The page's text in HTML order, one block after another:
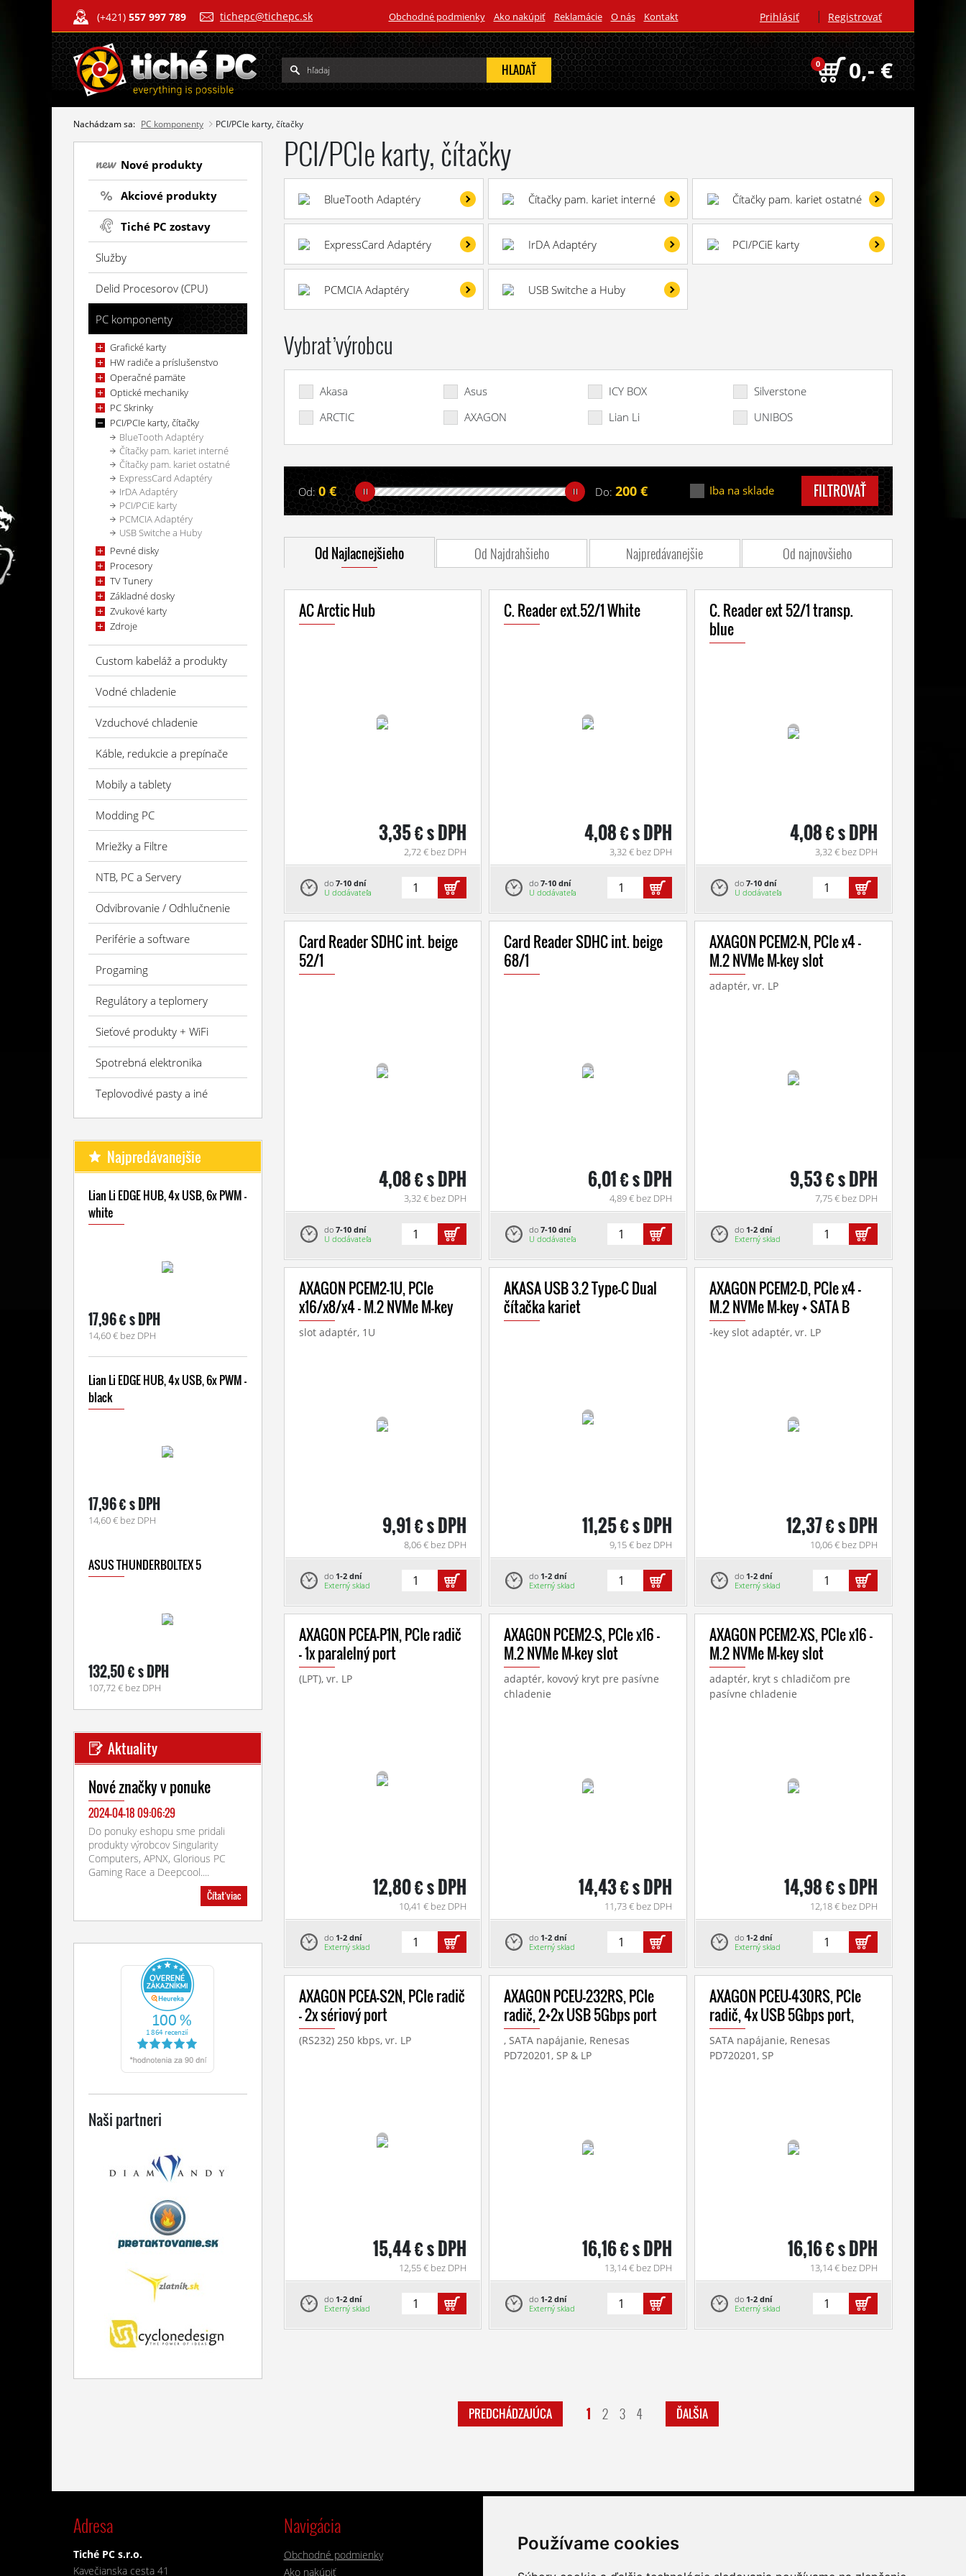
Používame cookies
(+421) 557 997 789 tichepc@tichepc.sk Obchodné podmienky Ako nakúpiť Reklamácie O nás Kontakt Prihlásiť | Registrovať
HĽADAŤ 0 0,- €
Nachádzam sa: PC komponenty PCI/PCIe karty, čítačky
Nové produkty
Akciové produkty
Tiché PC zostavy
Služby
Delid Procesorov (CPU)
PC komponenty
Grafické karty
HW radiče a príslušenstvo
Operačné pamäte
Optické mechaniky
PC Skrinky
PCI/PCIe karty, čítačky
BlueTooth Adaptéry
Čítačky pam. kariet interné
Čítačky pam. kariet ostatné
ExpressCard Adaptéry
IrDA Adaptéry
PCI/PCiE karty
PCMCIA Adaptéry
USB Switche a Huby
Pevné disky
Procesory
TV Tunery
Základné dosky
Zvukové karty
Zdroje
Custom kabeláž a produkty
Vodné chladenie
Vzduchové chladenie
Káble, redukcie a prepínače
Mobily a tablety
Modding PC
Mriežky a Filtre
NTB, PC a Servery
Odvibrovanie / Odhlučnenie
Periférie a software
Progaming
Regulátory a teplomery
Sieťové produkty + WiFi
Spotrebná elektronika
Teplovodivé pasty a iné
Najpredávanejšie
Lian Li EDGE HUB, 4x USB, 6x PWM -
white
17,96 € s DPH
14,60 € bez DPH
Lian Li EDGE HUB, 4x USB, 6x PWM -
black
17,96 € s DPH
14,60 € bez DPH
ASUS THUNDERBOLTEX 5
132,50 € s DPH
107,72 € bez DPH
Aktuality
Nové značky v ponuke
2024-04-18 09:06:29
Do ponuky eshopu sme pridali
produkty výrobcov Singularity
Computers, APNX, Glorious PC
Gaming Race a Deepcool....
Čítať viac
Naši partneri
PCI/PCIe karty, čítačky
BlueTooth Adaptéry Čítačky pam. kariet interné Čítačky pam. kariet ostatné
ExpressCard Adaptéry IrDA Adaptéry PCI/PCiE karty
PCMCIA Adaptéry USB Switche a Huby
Vybrať výrobcu
Akasa Asus ICY BOX
Silverstone
ARCTIC
AXAGON Lian Li UNIBOS
Od:0 € Do: 200 € Iba na sklade FILTROVAŤ
Od Najlacnejšieho Od Najdrahšieho Najpredávanejšie Od najnovšieho
AC Arctic Hub
3,35 € s DPH
2,72 € bez DPH
do 7-10 dní
U dodávateľa
C. Reader ext.52/1 White
4,08 € s DPH
3,32 € bez DPH
do7-10 dní
U dodávateľa
C. Reader ext 52/1 transp.
blue
4,08 € s DPH
3,32 € bez DPH
do7-10 dní
U dodávateľa
Card Reader SDHC int. beige
52/1
4,08 € s DPH
3,32 € bez DPH
do 7-10 dní
U dodávateľa
Card Reader SDHC int. beige
68/1
6,01 € s DPH
4,89 € bez DPH
do7-10 dní
U dodávateľa
AXAGON PCEM2-N, PCIe x4 -
M.2 NVMe M-key slot
adaptér, vr. LP
9,53 € s DPH
7,75 € bez DPH
do 1-2 dní
Externý sklad
AXAGON PCEM2-1U, PCIe
x16/x8/x4 - M.2 NVMe M-key
slot adaptér, 1U
9,91 € s DPH
8,06 € bez DPH
do 1-2 dní
Externý sklad
AKASA USB 3.2 Type-C Dual
čítačka kariet
11,25 € s DPH
9,15 € bez DPH
do 1-2 dní
Externý sklad
AXAGON PCEM2-D, PCIe x4 -
M.2 NVMe M-key + SATA B
-key slot adaptér, vr. LP
12,37 € s DPH
10,06 € bez DPH
do 1-2 dní
Externý sklad
AXAGON PCEA-P1N, PCIe radič
- 1x paralelný port
(LPT), vr. LP
12,80 € s DPH
10,41 € bez DPH
do 1-2 dní
Externý sklad
AXAGON PCEM2-S, PCIe x16 -
M.2 NVMe M-key slot
adaptér, kovový kryt pre pasívne
chladenie
14,43 € s DPH
11,73 € bez DPH
do 1-2 dní
Externý sklad
AXAGON PCEM2-XS, PCIe x16 -
M.2 NVMe M-key slot
adaptér, kryt s chladičom pre
pasívne chladenie
14,98 € s DPH
12,18 € bez DPH
do 1-2 dní
Externý sklad
AXAGON PCEA-S2N, PCIe radič
- 2x sériový port
(RS232) 250 kbps, vr. LP
15,44 € s DPH
12,55 € bez DPH
do 1-2 dní
Externý sklad
AXAGON PCEU-232RS, PCIe
radič, 2+2x USB 5Gbps port
, SATA napájanie, Renesas
PD720201, SP & LP
16,16 € s DPH
13,14 € bez DPH
do 1-2 dní
Externý sklad
AXAGON PCEU-430RS, PCIe
radič, 4x USB 5Gbps port,
SATA napájanie, Renesas
PD720201, SP
16,16 € s DPH
13,14 € bez DPH
do 1-2 dní
Externý sklad
PREDCHÁDZAJÚCA 1 2 3 4 ĎALŠIA
Adresa
Tiché PC s.r.o.
Kavečianska cesta 41
Navigácia
Obchodné podmienky
Ako nakúpiť
Aqua Computer
Noctua